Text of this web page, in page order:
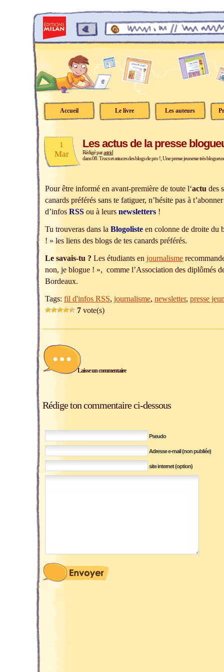
Accueil Le livre Les auteurs
1
Mar
Les actus de la presse
Rédigé parastrid
dans08. Trucs et astuces des blogs de pro ! Une presse jeunesse très
Pour être informé en avant-première de toute l‘actu des
canards préférés sans te fatiguer, n’hésite pas à
d’infos RSS ou à leurs newsletters !
Tu trouveras dans la Blogoliste en colonne de droite du
! » les liens des blogs de tes canards préférés.
Le savais-tu ? Les étudiants en journalisme
non, je blogue ! », comme l’Association des diplômés
Bordeaux.
Tags: fil d'infos RSS, journalisme, newsletter, presse
7 vote(s)
Laisse un commentaire
Rédige ton commentaire ci-dessous
Pseudo
Adresse e-mail (non publiée)
site internet (option)